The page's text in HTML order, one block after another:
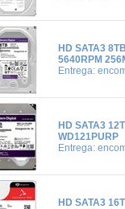
HD SATA3
5640RPM
Entrega:
HD SATA3
WD121PURP
Entrega:
HD SATA3